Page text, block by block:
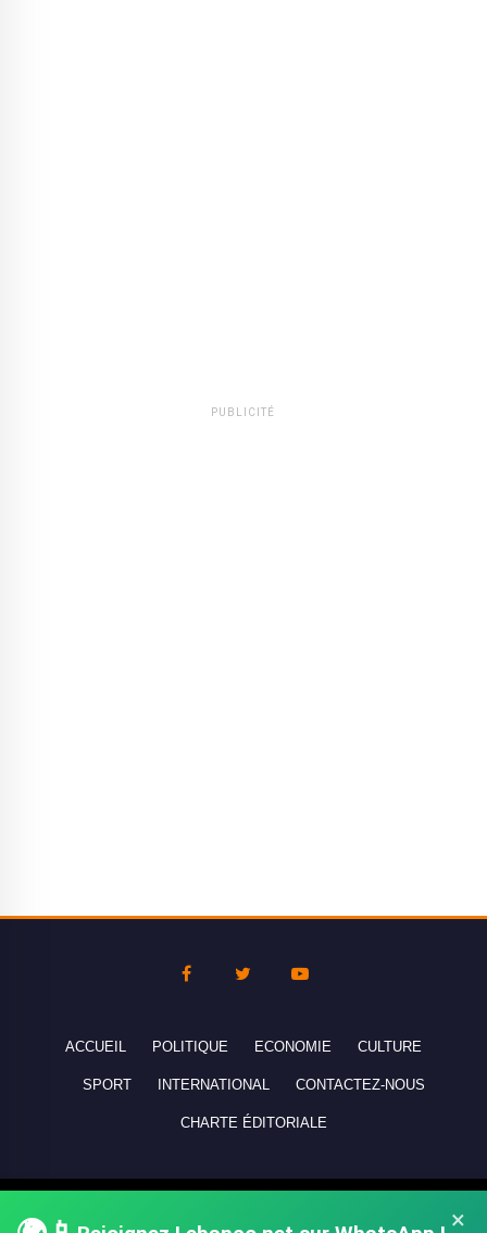
PUBLICITÉ
×
ACCUEIL POLITIQUE ECONOMIE CULTURE
SPORT INTERNATIONAL CONTACTEZ-NOUS
CHARTE ÉDITORIALE
réservés - All rights reserved.